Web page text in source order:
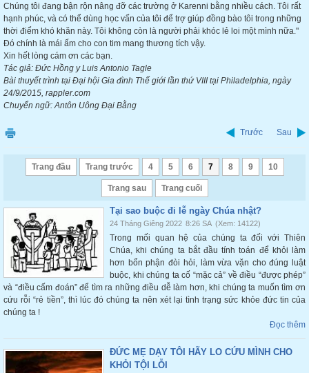
Chúng tôi đang bận rộn nâng đỡ các trường ở Karenni bằng nhiều cách. Tôi rất
hạnh phúc, và có thể dùng học vấn của tôi để trợ giúp đồng bào tôi trong những
thời điểm khó khăn này. Tôi không còn là người phải khóc lẻ loi một mình nữa."
Đó chính là mái ấm cho con tim mang thương tích vậy.
Xin hết lòng cám ơn các bạn.
Tác giả: Đức Hồng y Luis Antonio Tagle
Bài thuyết trình tại Đại hội Gia đình Thế giới lần thứ VIII tại Philadelphia, ngày
24/9/2015, rappler.com
Chuyển ngữ: Antôn Uông Đại Bằng
Trước Sau
Trang đầu Trang trước 4 5 6 7 8 9 10
Trang sau Trang cuối
Tại sao buộc đi lễ ngày Chúa nhật?
24 Tháng Giêng 2022 8:26 SA (Xem: 14122)
Trong mối quan hệ của chúng ta đối với Thiên
Chúa, khi chúng ta bắt đầu tính toán để khỏi làm
hơn bổn phận đòi hỏi, làm vừa vặn cho đúng luật
buộc, khi chúng ta cố “mặc cả” về điều “được phép”
và “điều cấm đoán” để tìm ra những điều dễ làm hơn, khi chúng ta muốn tìm ơn
cứu rỗi “rẻ tiền”, thì lúc đó chúng ta nên xét lại tình trạng sức khỏe đức tin của
chúng ta !
Đọc thêm
ĐỨC MẸ DẠY TÔI HÃY LO CỨU MÌNH CHO
KHỎI TỘI LỖI